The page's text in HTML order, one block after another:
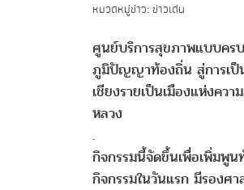
หมวดหมู่ข่าว: ข่าวเด่น
ศูนย์บริการสุขภาพแบบคร
ภูมิปัญญาท้องถิ่น สู่การเป็
เชียงรายเป็นเมืองแห่งค
หลวง
.
กิจกรรมนี้จัดขึ้นเพื่อเพิ่มพู
กิจกรรมในวันแรก มีรองศ